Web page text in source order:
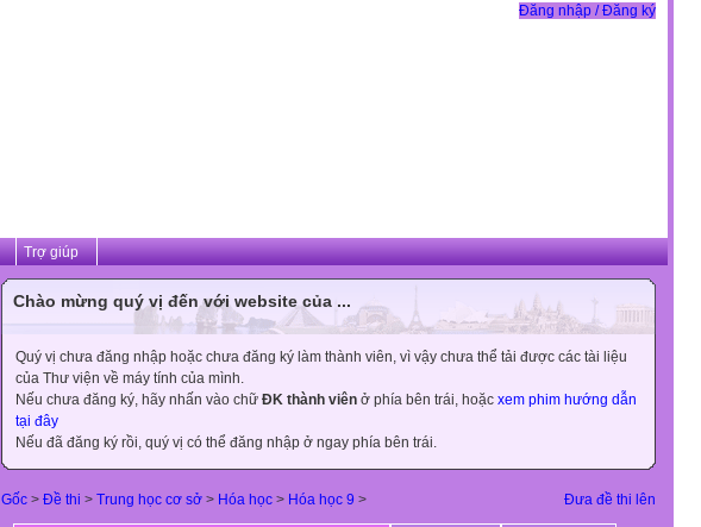
Đăng nhập / Đăng ký
Trợ giúp
Chào mừng quý vị đến với website của ...
Quý vị chưa đăng nhập hoặc chưa đăng ký làm thành viên, vì vậy chưa thể tải được các tài liệu
của Thư viện về máy tính của mình.
Nếu chưa đăng ký, hãy nhấn vào chữ ĐK thành viên ở phía bên trái, hoặc xem phim hướng dẫn
tại đây
Nếu đã đăng ký rồi, quý vị có thể đăng nhập ở ngay phía bên trái.
Đưa đề thi lên
Gốc > Đề thi > Trung học cơ sở > Hóa học > Hóa học 9 >